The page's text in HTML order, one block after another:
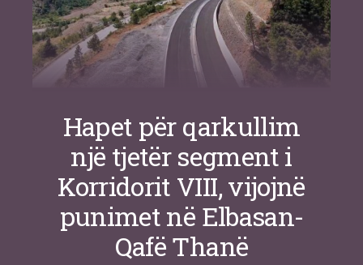
Hapet për qarkullim
një tjetër segment i
Korridorit VIII, vijojnë
punimet në Elbasan-
Qafë Thanë